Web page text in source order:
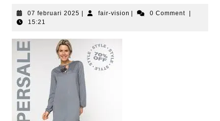
07 februari 2025 07
fair-vision fair-
0 Comment
15:21